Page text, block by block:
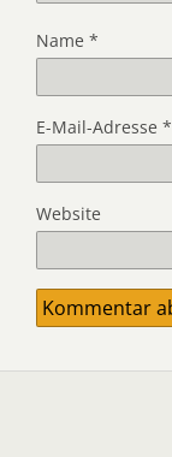
Name *
E-Mail-Adresse *
Website